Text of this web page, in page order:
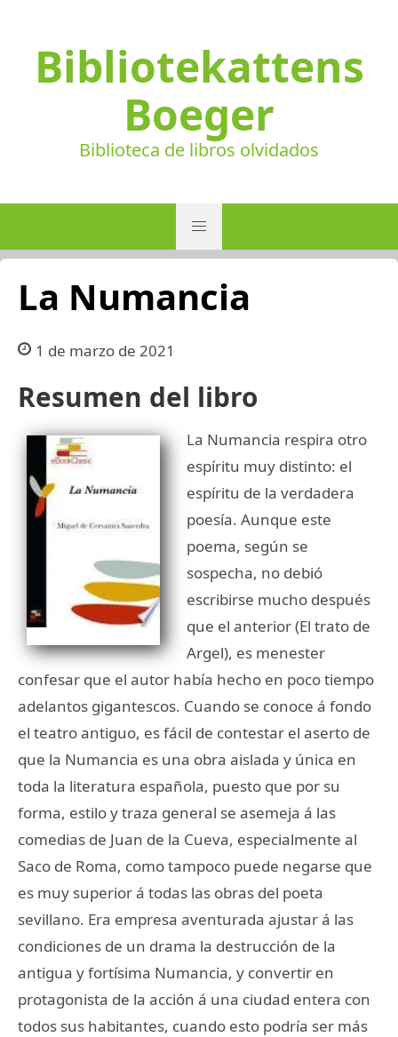
Bibliotekattens
Boeger
Biblioteca de libros olvidados
La Numancia
1 de marzo de 2021
Resumen del libro
La Numancia respira otro
espíritu muy distinto: el
espíritu de la verdadera
poesía. Aunque este
poema, según se
sospecha, no debió
escribirse mucho después
que el anterior (El trato de
Argel), es menester
confesar que el autor había hecho en poco tiempo
adelantos gigantescos. Cuando se conoce á fondo
el teatro antiguo, es fácil de contestar el aserto de
que la Numancia es una obra aislada y única en
toda la literatura española, puesto que por su
forma, estilo y traza general se asemeja á las
comedias de Juan de la Cueva, especialmente al
Saco de Roma, como tampoco puede negarse que
es muy superior á todas las obras del poeta
sevillano. Era empresa aventurada ajustar á las
condiciones de un drama la destrucción de la
antigua y fortísima Numancia, y convertir en
protagonista de la acción á una ciudad entera con
todos sus habitantes, cuando esto podría ser más